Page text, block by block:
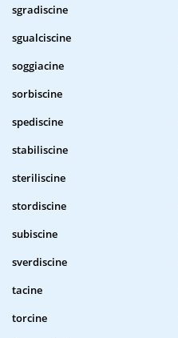
sgradiscine
sgualciscine
soggiacine
sorbiscine
spediscine
stabiliscine
steriliscine
stordiscine
subiscine
sverdiscine
tacine
torcine